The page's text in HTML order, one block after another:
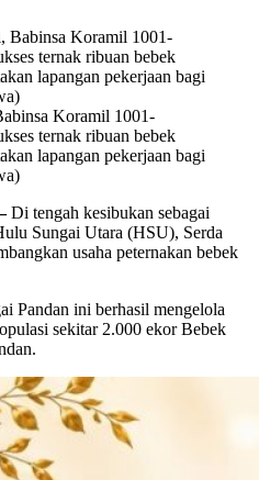
Koramil 1001-
ternak ribuan bebek
lapangan pekerjaan bagi
Di tengah kesibukan sebagai
Sungai Utara (HSU), Serda
usaha peternakan bebek
Pandan ini berhasil mengelola
sekitar 2.000 ekor Bebek